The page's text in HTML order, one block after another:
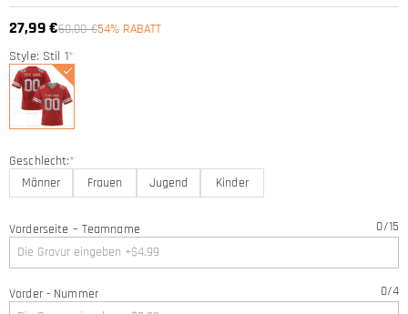
27,99 €60,00 €54% RABATT
Style: Stil 1*
Geschlecht:*
Männer
Frauen Jugend Kinder
Vorderseite – Teamname 0/15
Vorder - Nummer 0/4